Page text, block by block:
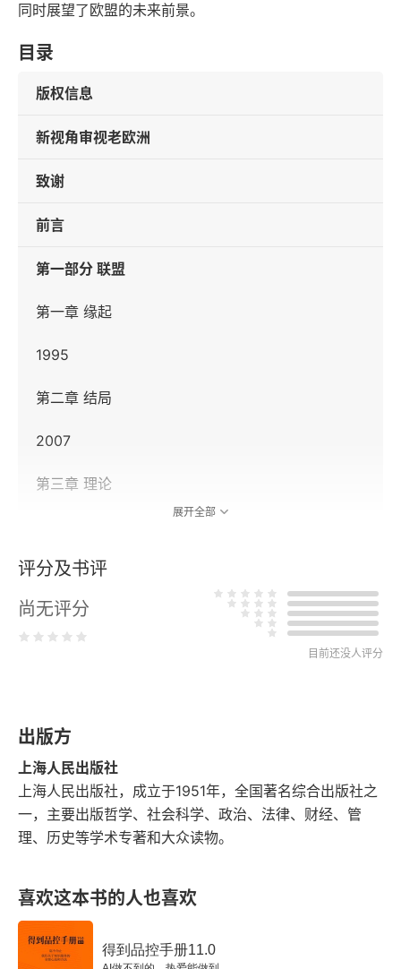
同时展望了欧盟的未来前景。
目录
版权信息
新视角审视老欧洲
致谢
前言
第一部分 联盟
第一章 缘起
1995
第二章 结局
2007
第三章 理论
第二部分 核心国
第四章 法国
第五章 德国
第一节（1998）
第二节（2009）
第二节（2008）
展开全部
评分及书评
尚无评分
目前还没人评分
出版方
上海人民出版社
上海人民出版社，成立于1951年，全国著名综合出版社之
一，主要出版哲学、社会科学、政治、法律、财经、管
理、历史等学术专著和大众读物。
喜欢这本书的人也喜欢
得到品控手册11.0